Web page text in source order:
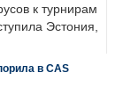
к турнирам
Эстония,
в CAS